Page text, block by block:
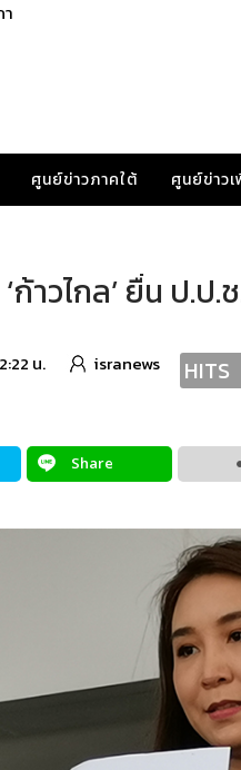
ศูนย์ข่าวภาคใต้ ศูนย์ข่าว
าวไกล’ ยื่น ป.ป
น. isranews HITS
Share